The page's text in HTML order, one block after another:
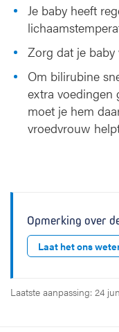
Je baby heeft
Zorg dat je
Om bilirubine
extra voedingen
moet je hem
vroedvrouw
Opmerking over
Laat het ons
Laatste aanpassing: 24